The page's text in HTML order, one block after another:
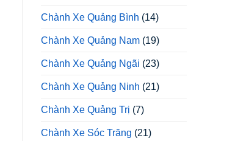
Chành Xe Quảng Bình (14)
Chành Xe Quảng Nam (19)
Chành Xe Quảng Ngãi (23)
Chành Xe Quảng Ninh (21)
Chành Xe Quảng Trị (7)
Chành Xe Sóc Trăng (21)